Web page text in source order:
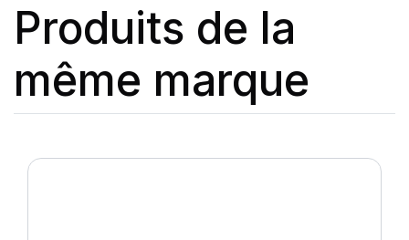
Produits de la
même marque